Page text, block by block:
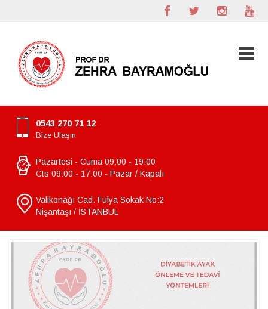
0543 270 71 12
Bize Ulaşın
Pazartesi - Cuma 09:00 - 19:00
Cts 09:00 - 17:00 - Pazar / Kapalı
Valikonağı Cad. Fulya Sokak No:2
Nişantaşı / İSTANBUL